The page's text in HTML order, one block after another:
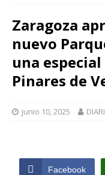
Zaragoza
nuevo
una
Pinares de
junio 10, 2025
Facebook